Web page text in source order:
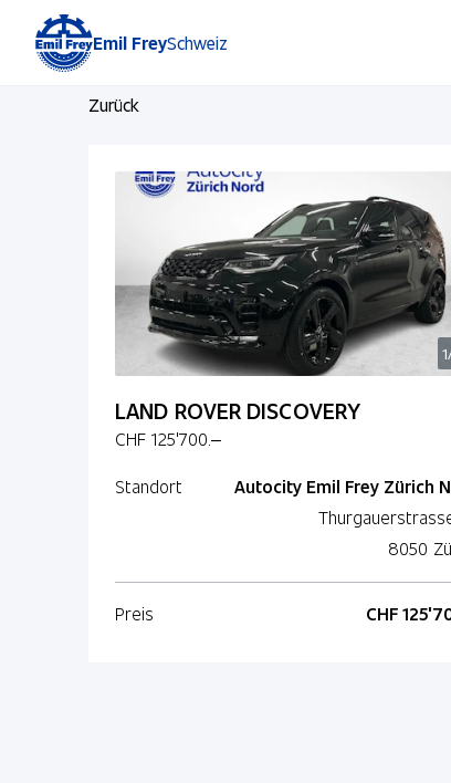
Emil FreySchweiz
Zurück
LAND ROVER DISCOVERY
CHF 125'700.–
Standort
Autocity Emil Frey Zürich
8050
Preis CHF